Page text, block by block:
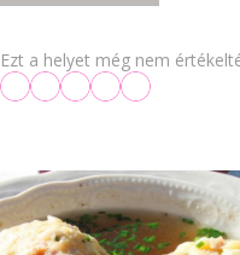
Ezt a helyet még nem